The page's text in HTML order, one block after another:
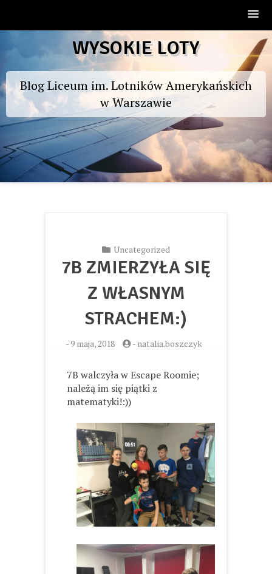
to
WYSOKIE LOTY
Blog Liceum im. Lotników Amerykańskich
w Warszawie
Uncategorized
7B ZMIERZYŁA SIĘ
Z WŁASNYM
STRACHEM:)
- 9 maja, 2018 - natalia.boszczyk
7B walczyła w Escape Roomie;
należą im się piątki z
matematyki!:))